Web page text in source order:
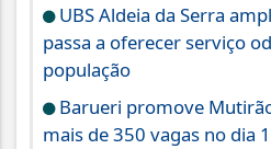
UBS Aldeia da Serra
passa a oferecer serviço
população
Barueri promove
mais de 350 vagas no dia